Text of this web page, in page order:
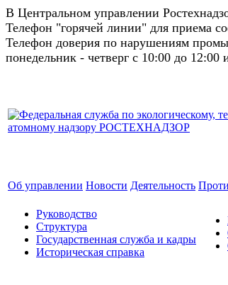
В Центральном управлении
Телефон "горячей линии" для приема
Телефон доверия по нарушениям
понедельник - четверг с 10:00 до
Об управлении Новости Деятельность
Руководство
Структура
Государственная служба и кадры
Историческая справка